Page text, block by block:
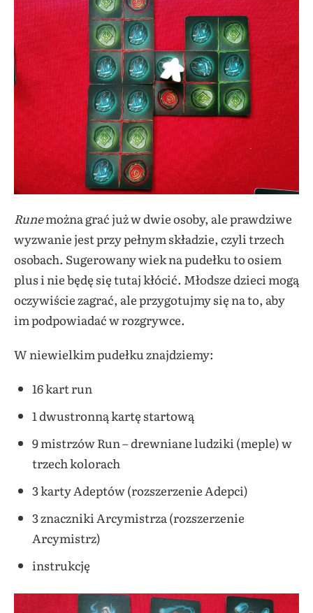
Runemożna grać już w dwie osoby, ale prawdziwe
wyzwanie jest przy pełnym składzie, czyli trzech
osobach. Sugerowany wiek na pudełku to osiem
plus i nie będę się tutaj kłócić. Młodsze dzieci mogą
oczywiście zagrać, ale przygotujmy się na to, aby
im podpowiadać w rozgrywce.
W niewielkim pudełku znajdziemy:
16 kart run
1 dwustronną kartę startową
9 mistrzów Run – drewniane ludziki (meple) w
trzech kolorach
3 karty Adeptów (rozszerzenie Adepci)
3 znaczniki Arcymistrza (rozszerzenie
Arcymistrz)
instrukcję